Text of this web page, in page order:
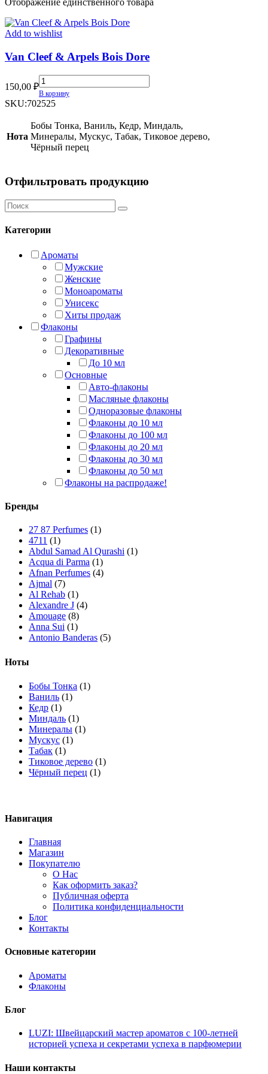
Отображение единственного товара
Add to wishlist
Van Cleef & Arpels Bois Dore
150,00 ₽
Van
Cleef
&
Bois
Dore
quantity
В корзину
SKU:702525
Нота
Бобы Тонка, Ваниль, Кедр, Миндаль,
Минералы, Мускус, Табак, Тиковое дерево,
Чёрный перец
Отфильтровать продукцию
Категории
Ароматы
Мужские
Женские
Моноароматы
Унисекс
Хиты продаж
Флаконы
Графины
Декоративные
До 10 мл
Основные
Авто-флаконы
Масляные флаконы
Одноразовые флаконы
Флаконы до 10 мл
Флаконы до 100 мл
Флаконы до 20 мл
Флаконы до 30 мл
Флаконы до 50 мл
Флаконы на распродаже!
Бренды
27 87 Perfumes (1)
4711 (1)
Abdul Samad Al Qurashi (1)
Acqua di Parma (1)
Afnan Perfumes (4)
Ajmal (7)
Al Rehab (1)
Alexandre J (4)
Amouage (8)
Anna Sui (1)
Antonio Banderas (5)
Armaf (7)
Armand Basi (1)
Asdaaf (4)
Atelier Cologne
Attar Collection
Azzaro (2)
Bath & Body Works
BDK Parfums
Bentley (1)
Boadicea The Victorious
Britney Spears
Bvlgari (5)
Byredo (12)
Calvin Klein (3)
Carolina Herrera
Cartier (2)
Chanel (9)
Chloe
(1)
Chopard
Christian Dior
Clinique (2)
Coach (1)
Creed (14)
Davidoff (1)
Escada (9)
Escentric Molecules (17)
Estee Lauder
Ноты
Бобы Тонка (1)
Ваниль (1)
Кедр (1)
Миндаль (1)
Минералы (1)
Мускус (1)
Табак (1)
Тиковое дерево (1)
Чёрный перец (1)
Навигация
Главная
Магазин
Покупателю
О Нас
Как оформить заказ?
Публичная оферта
Политика конфиденциальности
Блог
Контакты
Основные категории
Ароматы
Флаконы
Блог
LUZI: Швейцарский мастер ароматов с 100-летней
историей успеха и секретами успеха в парфюмерии
Наши контакты